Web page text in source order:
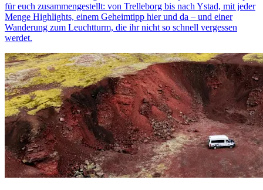
für euch zusammengestellt: von Trelleborg bis nach Ystad, mit jeder
Menge Highlights, einem Geheimtipp hier und da – und einer
Wanderung zum Leuchtturm, die ihr nicht so schnell vergessen
werdet.